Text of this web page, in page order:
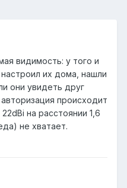
видимость: у того и
их дома, нашли
они увидеть друг
происходит
на расстоянии 1,6
не хватает.